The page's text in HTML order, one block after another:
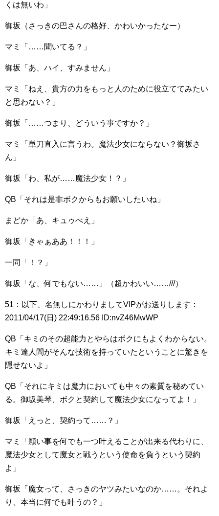
くは無いわ」
御坂（さっきの巴さんの格好、かわいかったなー）
マミ「……聞いてる？」
御坂「あ、ハイ、すみません」
マミ「ねえ、貴方の力をもっと人のために役立ててみたい
と思わない？」
御坂「……つまり、どういう事ですか？」
マミ「単刀直入に言うわ。魔法少女にならない？御坂さ
ん」
御坂「わ、私が……魔法少女！？」
QB「それは是非ボクからもお願いしたいね」
まどか「あ、キュゥべえ」
御坂「きゃぁああ！！！」
一同「！？」
御坂「な、何でもない……」（超かわいい……///）
51：以下、名無しにかわりましてVIPがお送りします：
2011/04/17(日) 22:49:16.56 ID:nvZ46MwWP
QB「キミのその超能力とやらはボクにもよくわからない。
キミ達人間がそんな技術を持っていたということに驚きを
隠せないよ」
QB「それにキミは魔力においても中々の素質を秘めてい
る。御坂美琴、ボクと契約して魔法少女になってよ！」
御坂「えっと、契約って……？」
マミ「願い事を何でも一つ叶えることが出来る代わりに、
魔法少女として魔女と戦うという使命を負うという契約
よ」
御坂「魔女って、さっきのヤツみたいなのか……。それよ
り、本当に何でも叶うの？」